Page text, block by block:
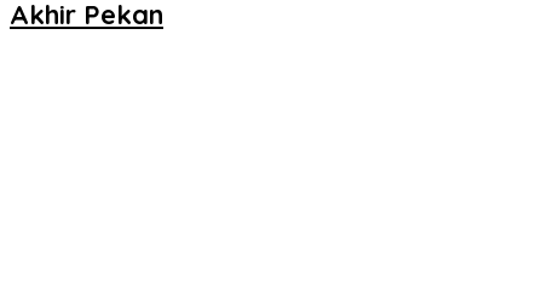
Akhir Pekan